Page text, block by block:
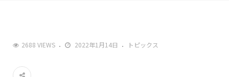
2688 VIEWS 2022年1月14日 トピックス